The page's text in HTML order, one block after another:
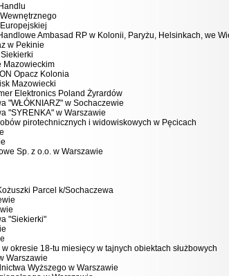
Ambasad RP w Kolonii, Paryżu, Helsinkach, we
w Pekinie
Mazowieckim
Opacz Kolonia
Mazowiecki
Elektronics Poland Żyrardów
"WŁÓKNIARZ" w Sochaczewie
"SYRENKA" w Warszawie
pirotechnicznych i widowiskowych w Pęcicach
Sp. z o.o. w Warszawie
Parcel k/Sochaczewa
"Siekierki"
okresie 18-tu miesięcy w tajnych obiektach służbowych
Warszawie
Wyższego w Warszawie